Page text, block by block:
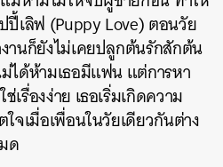
ปี้เลิฟ (Puppy Love) ตอนวัย
านก็ยังไม่เคยปลูกต้นรักสักต้น
ได้ห้ามเธอมีแฟน แต่การหา
รื่องง่าย เธอเริ่มเกิดความ
จเมื่อเพื่อนในวัยเดียวกันต่าง
ด